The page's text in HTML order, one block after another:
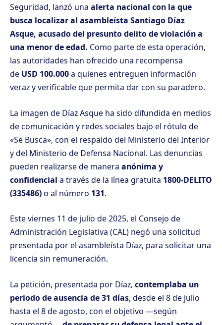
Seguridad, lanzó una alerta nacional con la que
busca localizar al asambleísta Santiago Díaz
Asque, acusado del presunto delito de violación a
una menor de edad. Como parte de esta operación,
las autoridades han ofrecido una recompensa
de USD 100.000a quienes entreguen información
veraz y verificable que permita dar con su paradero.
La imagen de Díaz Asque ha sido difundida en medios
de comunicación y redes sociales bajo el rótulo de
«Se Busca», con el respaldo del Ministerio del Interior
y del Ministerio de Defensa Nacional. Las denuncias
pueden realizarse de manera anónima y
confidencial a través de la línea gratuita 1800-DELITO
(335486)o al número 131.
Este viernes 11 de julio de 2025, el Consejo de
Administración Legislativa (CAL) negó una solicitud
presentada por el asambleísta Díaz, para solicitar una
licencia sin remuneración.
La petición, presentada por Díaz, contemplaba un
periodo de ausencia de 31 días, desde el 8 de julio
hasta el 8 de agosto, con el objetivo —según